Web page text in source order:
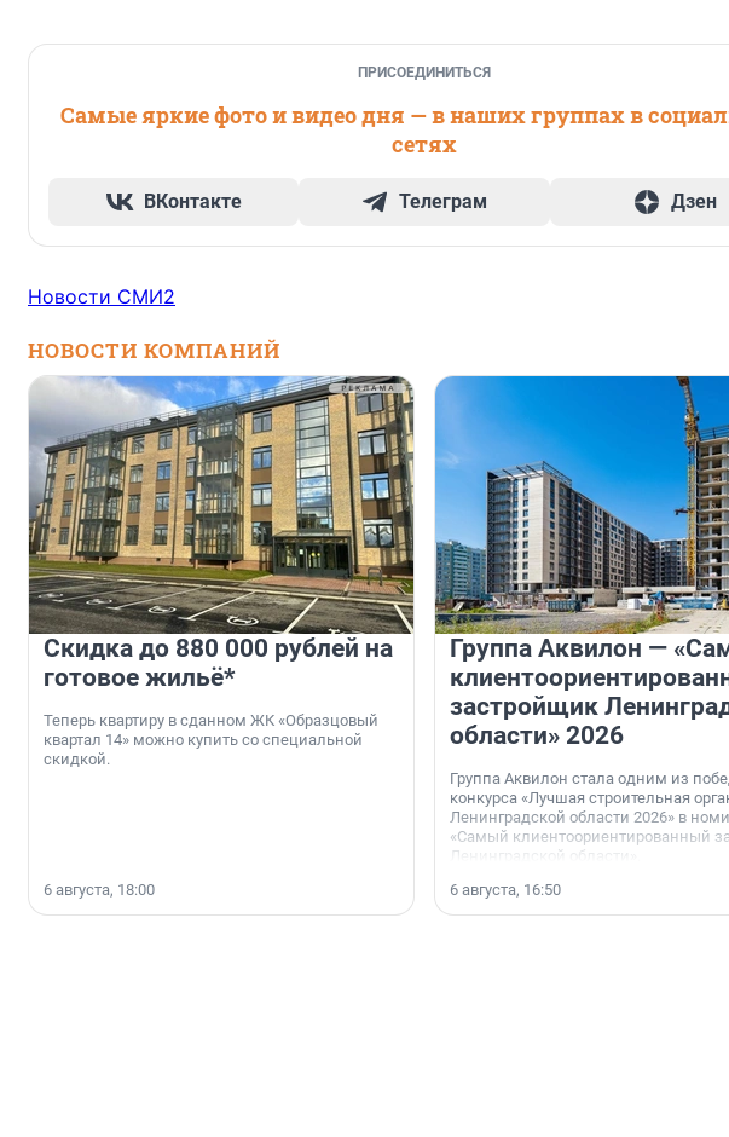
ПРИСОЕДИНИТЬСЯ
Самые яркие фото и видео дня — в наших группах в
сетях
ВКонтакте Телеграм Дзен
Новости СМИ2
НОВОСТИ КОМПАНИЙ
Скидка до 880 000 рублей на
готовое жильё*
Теперь квартиру в сданном ЖК «Образцовый
квартал 14» можно купить со специальной
скидкой.
6 августа, 18:00
Группа Аквилон —
застройщик
области» 2026
Группа Аквилон стала одним из
конкурса «Лучшая строительная
Ленинградской области 2026» в
«Самый клиентоориентированный
Ленинградской области».
6 августа, 16:50